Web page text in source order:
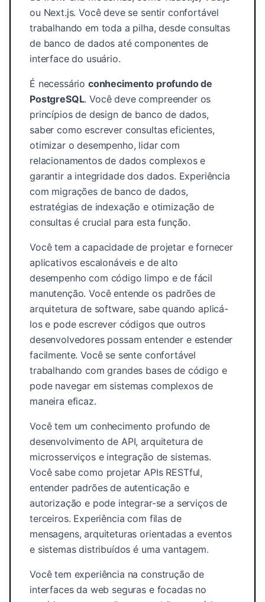
ou Next.js. Você deve se sentir confortável
trabalhando em toda a pilha, desde consultas
de banco de dados até componentes de
interface do usuário.
É necessário conhecimento profundo de
PostgreSQL. Você deve compreender os
princípios de design de banco de dados,
saber como escrever consultas eficientes,
otimizar o desempenho, lidar com
relacionamentos de dados complexos e
garantir a integridade dos dados. Experiência
com migrações de banco de dados,
estratégias de indexação e otimização de
consultas é crucial para esta função.
Você tem a capacidade de projetar e fornecer
aplicativos escalonáveis ​​e de alto
desempenho com código limpo e de fácil
manutenção. Você entende os padrões de
arquitetura de software, sabe quando aplicá-
los e pode escrever códigos que outros
desenvolvedores possam entender e estender
facilmente. Você se sente confortável
trabalhando com grandes bases de código e
pode navegar em sistemas complexos de
maneira eficaz.
Você tem um conhecimento profundo de
desenvolvimento de API, arquitetura de
microsserviços e integração de sistemas.
Você sabe como projetar APIs RESTful,
entender padrões de autenticação e
autorização e pode integrar-se a serviços de
terceiros. Experiência com filas de
mensagens, arquiteturas orientadas a eventos
e sistemas distribuídos é uma vantagem.
Você tem experiência na construção de
interfaces da web seguras e focadas no